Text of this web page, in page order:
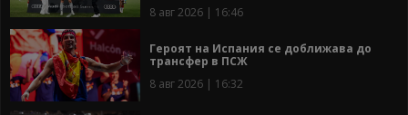
8 авг 2026 | 16:46
Героят на Испания се доближава до
трансфер в ПСЖ
8 авг 2026 | 16:32